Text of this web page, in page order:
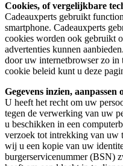
Cookies, of vergelijkbare
Cadeauxperts gebruikt
smartphone. Cadeauxperts
cookies worden ook gebruikt
advertenties kunnen
door uw internetbrowser zo in
cookie beleid kunt u deze
Gegevens inzien,
U heeft het recht om uw
tegen de verwerking van uw
u beschikken in een
verzoek tot intrekking van uw
wij u een kopie van uw
burgerservicenummer (BSN)